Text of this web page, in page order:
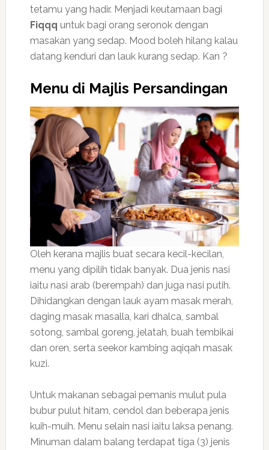
tetamu yang hadir. Menjadi keutamaan bagi
Fiqqq untuk bagi orang seronok dengan
masakan yang sedap. Mood boleh hilang kalau
datang kenduri dan lauk kurang sedap. Kan ?
Menu di Majlis Persandingan
Oleh kerana majlis buat secara kecil-kecilan,
menu yang dipilih tidak banyak. Dua jenis nasi
iaitu nasi arab (berempah) dan juga nasi putih.
Dihidangkan dengan lauk ayam masak merah,
daging masak masalla, kari dhalca, sambal
sotong, sambal goreng, jelatah, buah tembikai
dan oren, serta seekor kambing aqiqah masak
kuzi.
Untuk makanan sebagai pemanis mulut pula
bubur pulut hitam, cendol dan beberapa jenis
kuih-muih. Menu selain nasi iaitu laksa penang.
Minuman dalam balang terdapat tiga (3) jenis